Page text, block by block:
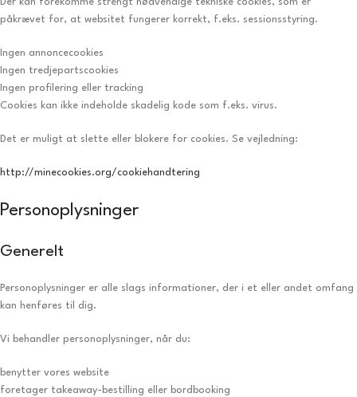
Der kan forekomme strengt nødvendige tekniske cookies, som er
påkrævet for, at websitet fungerer korrekt, f.eks. sessionsstyring.
Ingen annoncecookies
Ingen tredjepartscookies
Ingen profilering eller tracking
Cookies kan ikke indeholde skadelig kode som f.eks. virus.
Det er muligt at slette eller blokere for cookies. Se vejledning:
http://minecookies.org/cookiehandtering
Personoplysninger
Generelt
Personoplysninger er alle slags informationer, der i et eller andet omfang
kan henføres til dig.
Vi behandler personoplysninger, når du:
benytter vores website
foretager takeaway-bestilling eller bordbooking